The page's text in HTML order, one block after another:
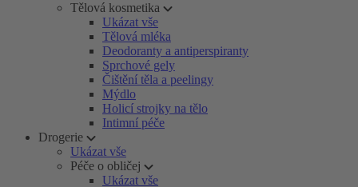
Tělová kosmetika
Ukázat vše
Tělová mléka
Deodoranty a antiperspiranty
Sprchové gely
Čištění těla a peelingy
Mýdlo
Holicí strojky na tělo
Intimní péče
Drogerie
Ukázat vše
Péče o obličej
Ukázat vše